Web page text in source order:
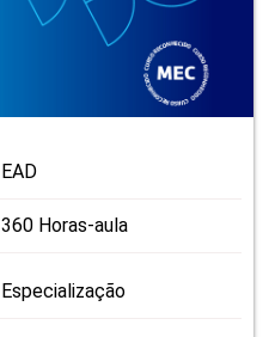
EAD
360 Horas-aula
Especialização